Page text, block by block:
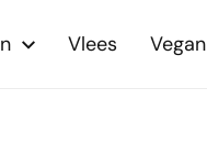
Vlees Vegan